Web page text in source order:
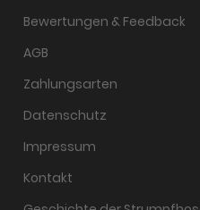
Bewertungen & Feedback
AGB
Zahlungsarten
Datenschutz
Impressum
Kontakt